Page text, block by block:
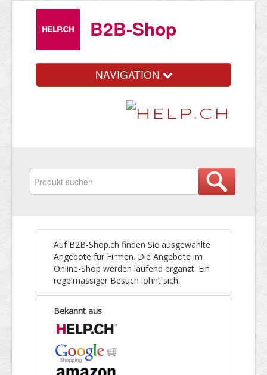
B2B-Shop
NAVIGATION
Auf B2B-Shop.ch finden Sie ausgewählte
Angebote für Firmen. Die Angebote im
Online-Shop werden laufend ergänzt. Ein
regelmässiger Besuch lohnt sich.
Bekannt aus